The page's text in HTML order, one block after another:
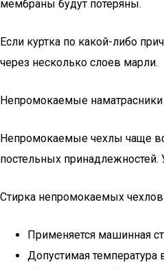
мембраны будут потеряны.
Если куртка по какой-либо
через несколько слоев марли.
Непромокаемые наматрасники
Непромокаемые чехлы чаще
постельных
Стирка непромокаемых
Применяется машинная
Допустимая